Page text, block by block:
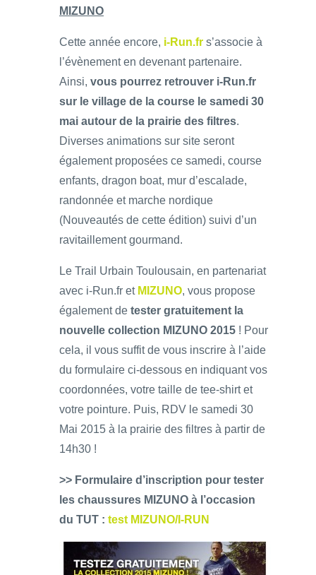
MIZUNO
Cette année encore, i-Run.fr s’associe à
l’évènement en devenant partenaire.
Ainsi, vous pourrez retrouver i-Run.fr
sur le village de la course le samedi 30
mai autour de la prairie des filtres.
Diverses animations sur site seront
également proposées ce samedi, course
enfants, dragon boat, mur d’escalade,
randonnée et marche nordique
(Nouveautés de cette édition) suivi d’un
ravitaillement gourmand.
Le Trail Urbain Toulousain, en partenariat
avec i-Run.fr et MIZUNO, vous propose
également de tester gratuitement la
nouvelle collection MIZUNO 2015 ! Pour
cela, il vous suffit de vous inscrire à l’aide
du formulaire ci-dessous en indiquant vos
coordonnées, votre taille de tee-shirt et
votre pointure. Puis, RDV le samedi 30
Mai 2015 à la prairie des filtres à partir de
14h30 !
>> Formulaire d’inscription pour tester
les chaussures MIZUNO à l’occasion
du TUT : test MIZUNO/I-RUN